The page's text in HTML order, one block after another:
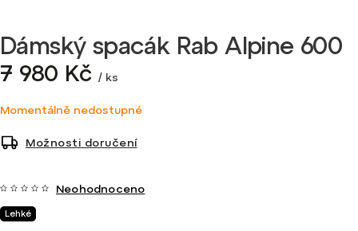
Dámský spacák Rab Alpine 600
7 980 Kč / ks
Momentálně nedostupné
Možnosti doručení
Lehké
Neohodnoceno